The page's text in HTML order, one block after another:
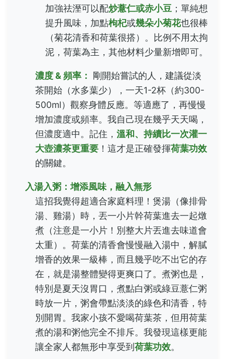
加強祛溼可以配炒薏仁或赤小豆 ；單純想
提升風味，加點枸杞或幾朵小菊花也很棒
（菊花清香和荷葉很搭）。比例不用太拘
泥，荷葉為主，其他材料少量新增即可。
濃度 & 頻率：
剛開始嘗試的人，建議從淡
茶開始（水多葉少），一天1-2杯（約300-
500ml）觀察身體反應。等適應了，再慢慢
增加濃度或頻率。我自己現在幾乎天天喝，
但濃度適中。記住， 溫和、持續比一次灌一
大壺濃茶更重要 ！這才是正確發揮荷葉功效
的關鍵。
入湯入粥：增添風味，融入無形
這招我覺得超適合家庭料理！煲湯（像排骨
湯、雞湯）時，丟一小片幹荷葉進去一起燉
煮（注意是一小片！別整大片丟進去味道會
太重）。荷葉的清香會慢慢融入湯中，解膩
增香的效果一級棒，而且幾乎吃不出它的存
在，就是湯整體變得更爽口了。煮粥也是，
特別是夏天沒胃口，煮點白粥或綠豆薏仁粥
時放一片，粥會帶點淡淡的綠色和清香，特
別開胃。我家小孩不愛喝荷葉茶，但用荷葉
煮的湯和粥他完全不排斥。我發現這樣更能
讓全家人都無形中享受到 荷葉功效。